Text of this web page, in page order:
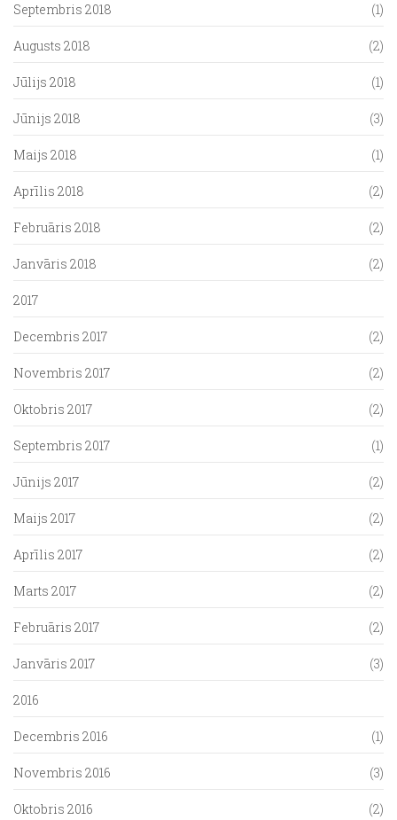
Septembris 2018 (1)
Augusts 2018 (2)
Jūlijs 2018 (1)
Jūnijs 2018 (3)
Maijs 2018 (1)
Aprīlis 2018 (2)
Februāris 2018 (2)
Janvāris 2018 (2)
2017
Decembris 2017 (2)
Novembris 2017 (2)
Oktobris 2017 (2)
Septembris 2017 (1)
Jūnijs 2017 (2)
Maijs 2017 (2)
Aprīlis 2017 (2)
Marts 2017 (2)
Februāris 2017 (2)
Janvāris 2017 (3)
2016
Decembris 2016 (1)
Novembris 2016 (3)
Oktobris 2016 (2)